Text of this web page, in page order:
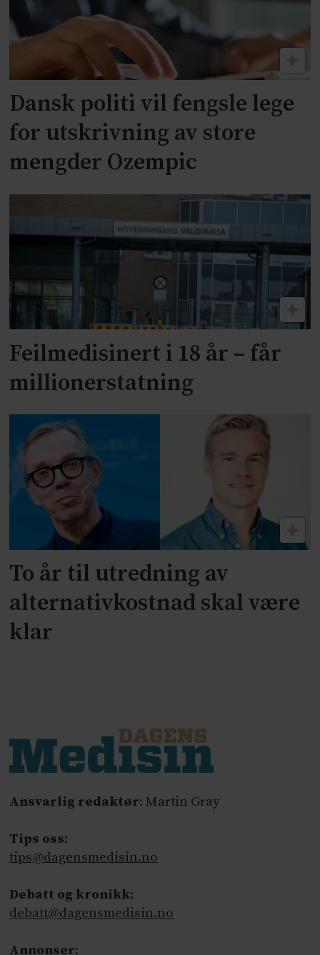
Dansk politi vil fengsle lege
for utskrivning av store
mengder Ozempic
Feilmedisinert i 18 år – får
millionerstatning
To år til utredning av
alternativkostnad skal være
klar
Ansvarlig redaktør: Martin Gray
Tips oss:
tips@dagensmedisin.no
Debatt og kronikk:
debatt@dagensmedisin.no
Annonser: